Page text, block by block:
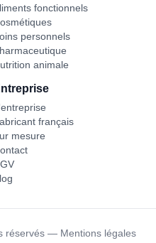
fonctionnels
personnels
animale
français
mesure
réservés— Mentions légales